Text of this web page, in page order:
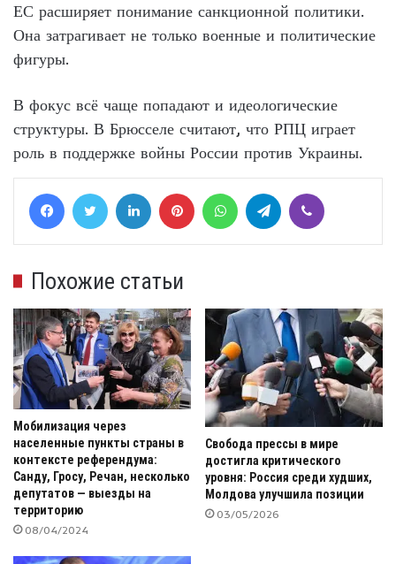
ЕС расширяет понимание санкционной политики.
Она затрагивает не только военные и политические
фигуры.
В фокус всё чаще попадают и идеологические
структуры. В Брюсселе считают, что РПЦ играет
роль в поддержке войны России против Украины.
FacebookTwitter LinkedIn Pinterest WhatsAppTelegram
Похожие статьи
Мобилизация через
населенные пункты страны в
контексте референдума:
Санду, Гросу, Речан, несколько
депутатов — выезды на
территорию
08/04/2024
Свобода прессы в мире
достигла критического
уровня: Россия среди худших,
Молдова улучшила позиции
03/05/2026